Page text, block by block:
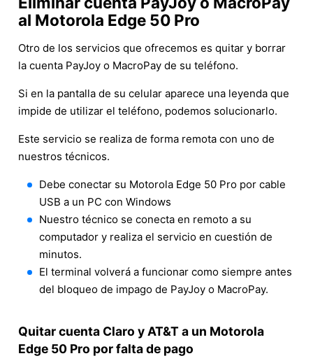
al Motorola Edge 50 Pro
Otro de los servicios que ofrecemos es quitar y borrar
la cuenta PayJoy o MacroPay de su teléfono.
Si en la pantalla de su celular aparece una leyenda que
impide de utilizar el teléfono, podemos solucionarlo.
Este servicio se realiza de forma remota con uno de
nuestros técnicos.
Debe conectar su Motorola Edge 50 Pro por cable
USB a un PC con Windows
Nuestro técnico se conecta en remoto a su
computador y realiza el servicio en cuestión de
minutos.
El terminal volverá a funcionar como siempre antes
del bloqueo de impago de PayJoy o MacroPay.
Quitar cuenta Claro y AT&T a un Motorola
Edge 50 Pro por falta de pago